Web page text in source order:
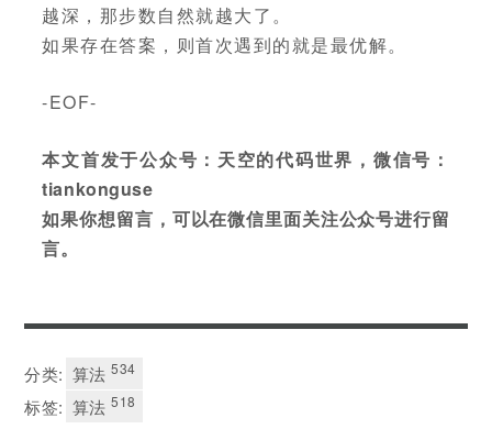
越深，那步数自然就越大了。
如果存在答案，则首次遇到的就是最优解。
-EOF-
本文首发于公众号：天空的代码世界，微信号：
tiankonguse
如果你想留言，可以在微信里面关注公众号进行留
言。
分类: 算法534
标签: 算法518